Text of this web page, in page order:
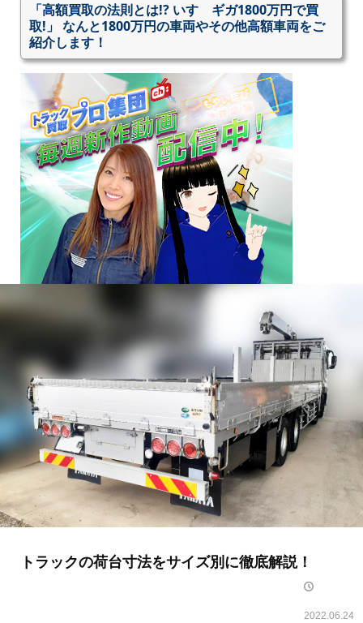
トラックの荷台寸法をサイズ別に徹底解説！
2022.06.24
「高額買取の法則とは!? いすゞギガ1800万円で買
取!」 なんと1800万円の車両やその他高額車両をご
紹介します！